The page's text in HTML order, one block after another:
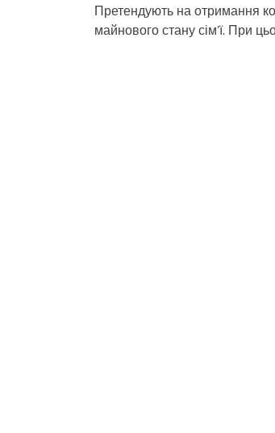
Претендують на отримання
майнового стану сім’ї. При